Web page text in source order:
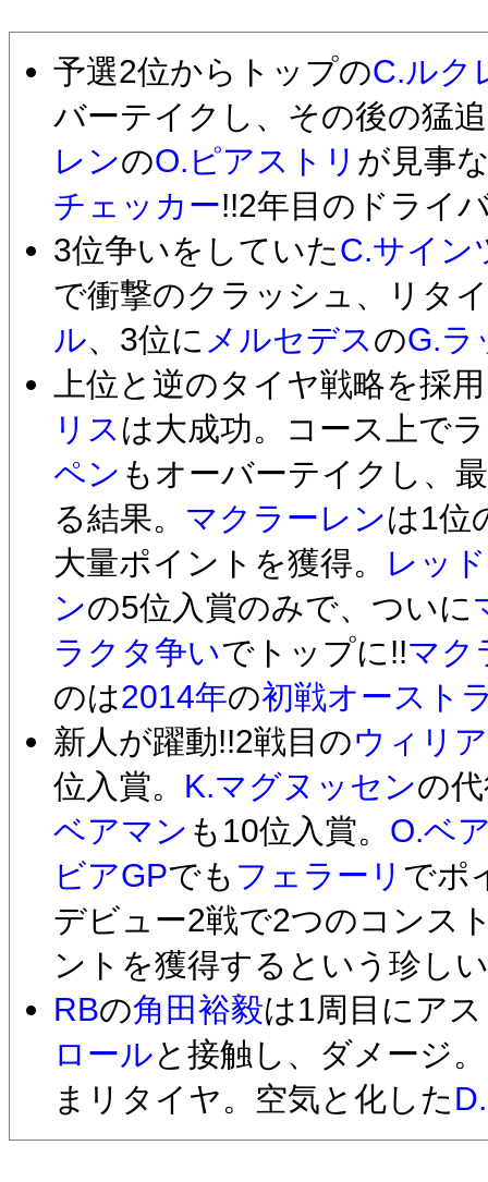
予選2位からトップのC.ルク
バーテイクし、その後の猛
レンのO.ピアストリ が見事
チェッカー!!2年目のドライ
3位争いをしていたC.サイン
で衝撃のクラッシュ、リタ
ル、3位に メルセデスのG.ラ
上位と逆のタイヤ戦略を採
リス は大成功。コース上で
ペン もオーバーテイクし、
る結果。 マクラーレンは1位
大量ポイントを獲得。
レッ
ンの5位入賞のみで、ついに
ラクタ争いでトップに!!マク
のは2014年の初戦オースト
新人が躍動!!2戦目のウィリ
位入賞。 K.マグヌッセンの
ベアマン も10位入賞。 O.ベ
ビアGPでも フェラーリ でポ
デビュー2戦で2つのコンス
ントを獲得するという珍し
RBの角田裕毅は1周目にア
ロールと接触し、ダメージ
まリタイヤ。空気と化した